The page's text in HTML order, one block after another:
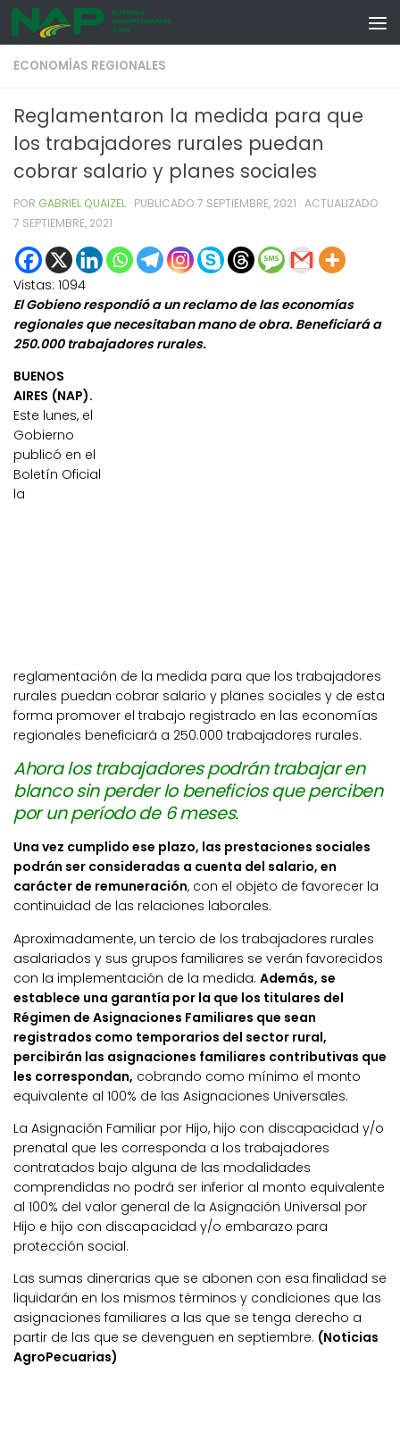
Skip to content
ECONOMÍAS REGIONALES
Reglamentaron la medida para que
los trabajadores rurales puedan
cobrar salario y planes sociales
POR GABRIEL QUAIZEL · PUBLICADO 7 SEPTIEMBRE, 2021 · ACTUALIZADO
7 SEPTIEMBRE, 2021
Vistas: 1094
El Gobieno respondió a un reclamo de las economías
regionales que necesitaban mano de obra. Beneficiará a
250.000 trabajadores rurales.
BUENOS
AIRES (NAP).
Este lunes, el
Gobierno
publicó en el
Boletín Oficial
la
reglamentación de la medida para que los trabajadores
rurales puedan cobrar salario y planes sociales y de esta
forma promover el trabajo registrado en las economías
regionales beneficiará a 250.000 trabajadores rurales.
Ahora los trabajadores podrán trabajar en
blanco sin perder lo beneficios que perciben
por un período de 6 meses.
Una vez cumplido ese plazo, las prestaciones sociales
podrán ser consideradas a cuenta del salario, en
carácter de remuneración, con el objeto de favorecer la
continuidad de las relaciones laborales.
Aproximadamente, un tercio de los trabajadores rurales
asalariados y sus grupos familiares se verán favorecidos
con la implementación de la medida. Además, se
establece una garantía por la que los titulares del
Régimen de Asignaciones Familiares que sean
registrados como temporarios del sector rural,
percibirán las asignaciones familiares contributivas que
les correspondan, cobrando como mínimo el monto
equivalente al 100% de las Asignaciones Universales.
La Asignación Familiar por Hijo, hijo con discapacidad y/o
prenatal que les corresponda a los trabajadores
contratados bajo alguna de las modalidades
comprendidas no podrá ser inferior al monto equivalente
al 100% del valor general de la Asignación Universal por
Hijo e hijo con discapacidad y/o embarazo para
protección social.
Las sumas dinerarias que se abonen con esa finalidad se
liquidarán en los mismos términos y condiciones que las
asignaciones familiares a las que se tenga derecho a
partir de las que se devenguen en septiembre. (Noticias
AgroPecuarias)